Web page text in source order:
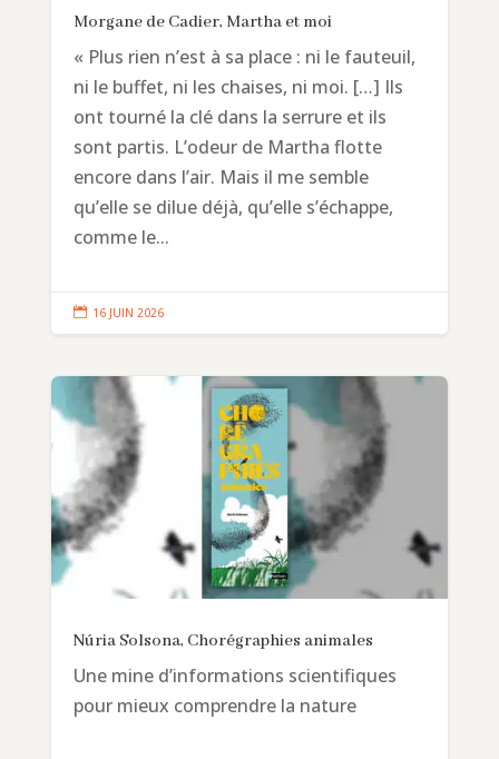
Morgane de Cadier, Martha et moi
« Plus rien n’est à sa place : ni le fauteuil,
ni le buffet, ni les chaises, ni moi. […] Ils
ont tourné la clé dans la serrure et ils
sont partis. L’odeur de Martha flotte
encore dans l’air. Mais il me semble
qu’elle se dilue déjà, qu’elle s’échappe,
comme le...
 16 JUIN 2026
Núria Solsona, Chorégraphies animales
Une mine d’informations scientifiques
pour mieux comprendre la nature